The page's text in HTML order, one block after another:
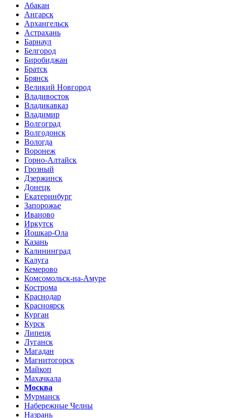
Абакан
Ангарск
Архангельск
Астрахань
Барнаул
Белгород
Биробиджан
Братск
Брянск
Великий Новгород
Владивосток
Владикавказ
Владимир
Волгоград
Волгодонск
Вологда
Воронеж
Горно-Алтайск
Грозный
Дзержинск
Донецк
Екатеринбург
Запорожье
Иваново
Иркутск
Йошкар-Ола
Казань
Калининград
Калуга
Кемерово
Комсомольск-на-Амуре
Кострома
Краснодар
Красноярск
Курган
Курск
Липецк
Луганск
Магадан
Магнитогорск
Майкоп
Махачкала
Москва
Мурманск
Набережные Челны
Назрань